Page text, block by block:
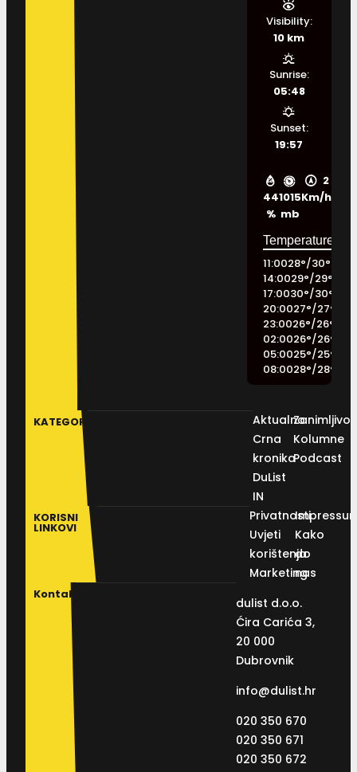
44
%
1015
mb
2
Km/h
Visibility:
10 km
Sunrise:
05:48
Sunset:
19:57
11:0028°/30°
14:0029°/29°
17:0030°/30°
20:0027°/27°
23:0026°/26°
02:0026°/26°
05:0025°/25°
08:0028°/28°
KATEGORIJE
Aktualno
Crna
kronika
DuList
IN
Kolumne
Podcast
KORISNI
LINKOVI
Privatnosti
Uvjeti
korištenja
Marketing
Kako
do
nas
Kontakt
dulist d.o.o.
Ćira Carića 3,
20 000
Dubrovnik
info@dulist.hr
020 350 670
020 350 671
020 350 672